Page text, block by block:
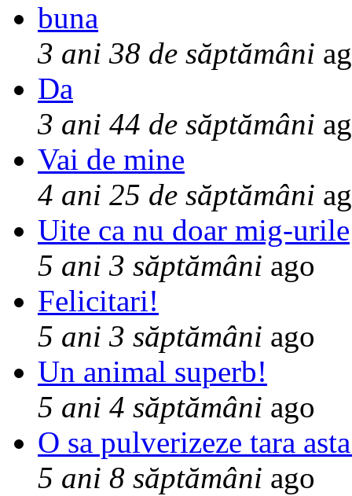
buna
3 ani 38 de săptămâni
Da
3 ani 44 de săptămâni
Vai de mine
4 ani 25 de săptămâni
Uite ca nu doar mig-urile
5 ani 3 săptămâni ago
Felicitari!
5 ani 3 săptămâni ago
Un animal superb!
5 ani 4 săptămâni ago
O sa pulverizeze tara
5 ani 8 săptămâni ago